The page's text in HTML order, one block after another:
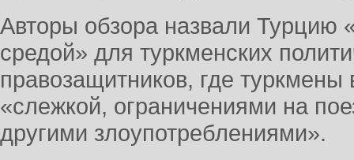
Авторы обзора назвали Турцию
средой» для туркменских
правозащитников, где
«слежкой, ограничениями на
другими злоупотреблениями».